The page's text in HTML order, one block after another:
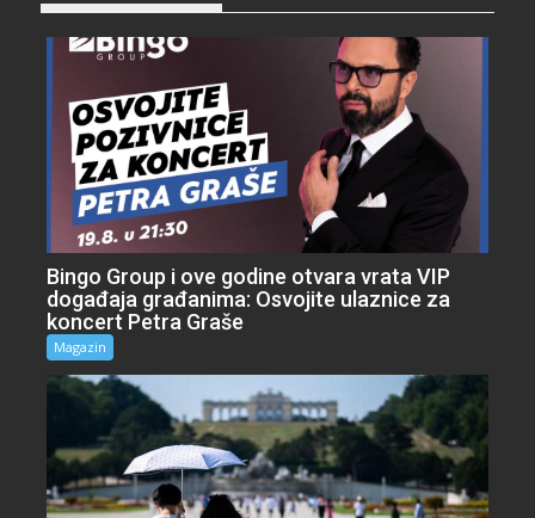
Bingo Group i ove godine otvara vrata VIP
događaja građanima: Osvojite ulaznice za
koncert Petra Graše
Magazin